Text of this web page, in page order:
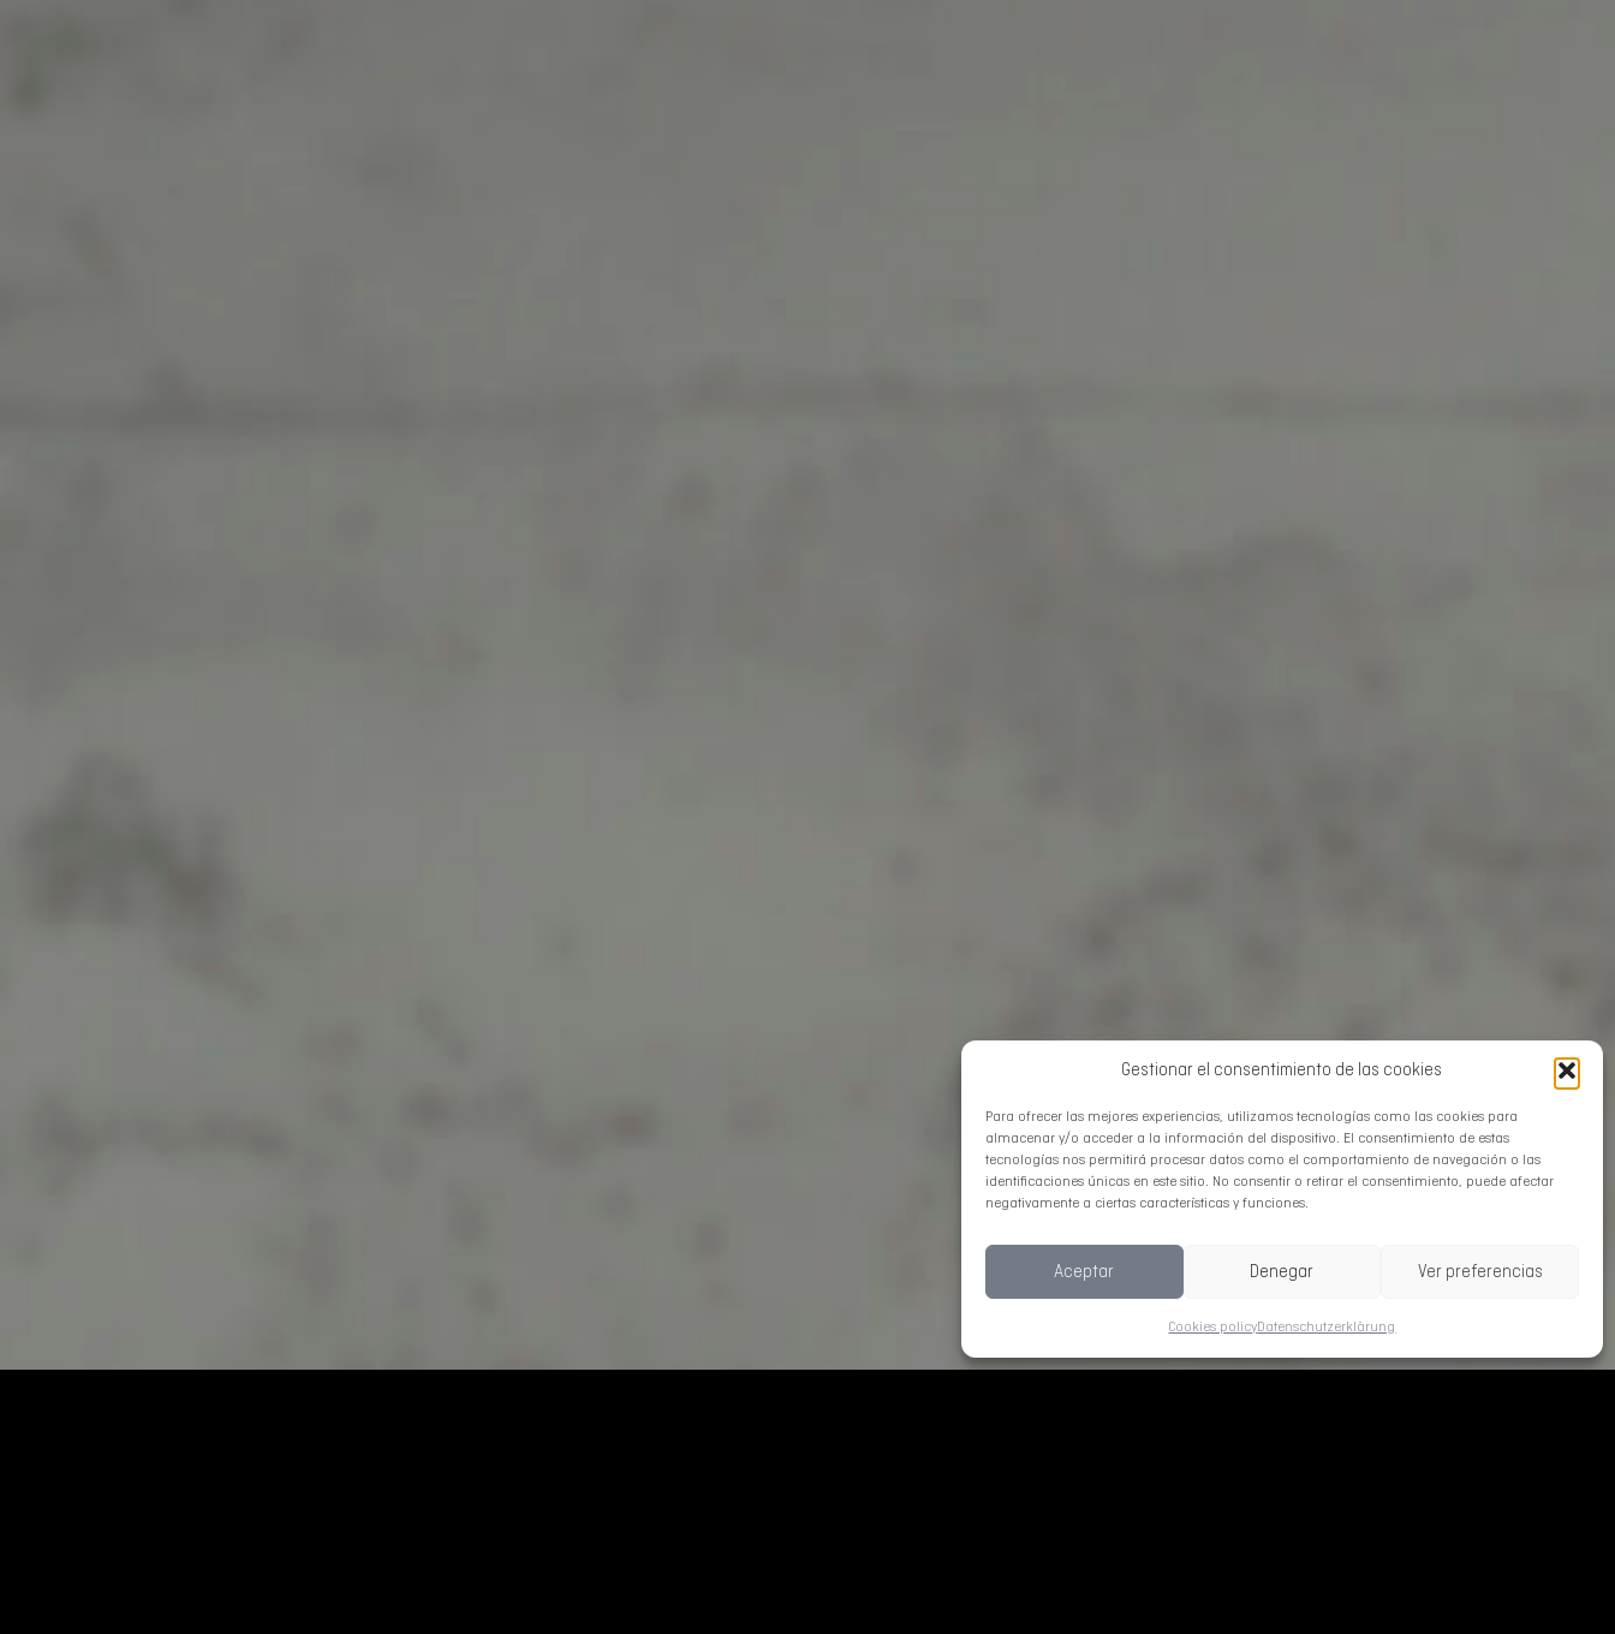
Gestionar el consentimiento de las cookies
Para ofrecer las mejores experiencias, utilizamos tecnologías como las cookies para
almacenar y/o acceder a la información del dispositivo. El consentimiento de estas
tecnologías nos permitirá procesar datos como el comportamiento de navegación o las
identificaciones únicas en este sitio. No consentir o retirar el consentimiento, puede afectar
negativamente a ciertas características y funciones.
Aceptar Denegar Ver preferencias
Cookies policyDatenschutzerklärung